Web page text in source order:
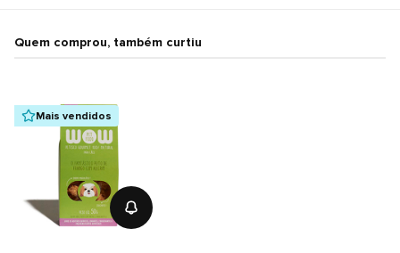
Quem comprou, também curtiu
Mais vendidos